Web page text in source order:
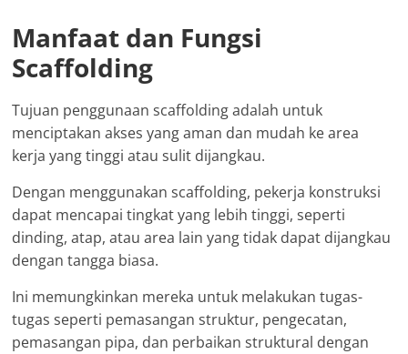
Manfaat dan Fungsi
Scaffolding
Tujuan penggunaan scaffolding adalah untuk
menciptakan akses yang aman dan mudah ke area
kerja yang tinggi atau sulit dijangkau.
Dengan menggunakan scaffolding, pekerja konstruksi
dapat mencapai tingkat yang lebih tinggi, seperti
dinding, atap, atau area lain yang tidak dapat dijangkau
dengan tangga biasa.
Ini memungkinkan mereka untuk melakukan tugas-
tugas seperti pemasangan struktur, pengecatan,
pemasangan pipa, dan perbaikan struktural dengan